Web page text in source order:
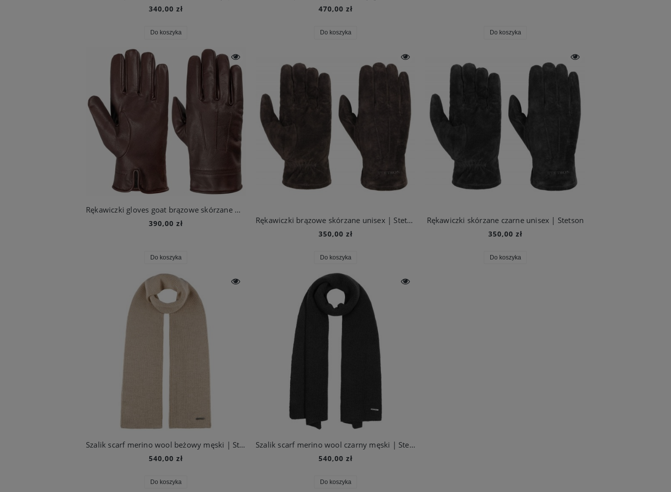
340,00 zł
Do koszyka
470,00 zł
Do koszyka Do koszyka
Rękawiczki gloves goat brązowe skórzane męskie | Stetson
390,00 zł
Do koszyka
Rękawiczki brązowe skórzane unisex | Stetson
350,00 zł
Do koszyka
Rękawiczki skórzane czarne unisex | Stetson
350,00 zł
Do koszyka
Szalik scarf merino wool beżowy męski | Stetson
540,00 zł
Do koszyka
Szalik scarf merino wool czarny męski | Stetson
540,00 zł
Do koszyka